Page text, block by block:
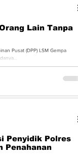
Lain Tanpa
Penyidik Polres
Penahanan